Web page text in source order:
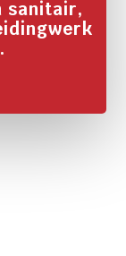
sanitair,